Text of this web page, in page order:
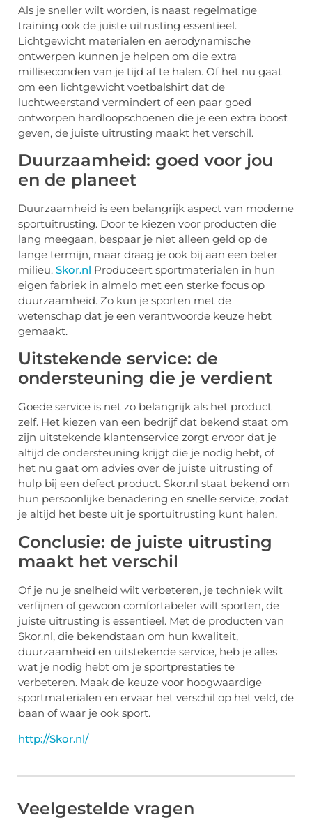
Als je sneller wilt worden, is naast regelmatige
training ook de juiste uitrusting essentieel.
Lichtgewicht materialen en aerodynamische
ontwerpen kunnen je helpen om die extra
milliseconden van je tijd af te halen. Of het nu gaat
om een lichtgewicht voetbalshirt dat de
luchtweerstand vermindert of een paar goed
ontworpen hardloopschoenen die je een extra boost
geven, de juiste uitrusting maakt het verschil.
Duurzaamheid: goed voor jou
en de planeet
Duurzaamheid is een belangrijk aspect van moderne
sportuitrusting. Door te kiezen voor producten die
lang meegaan, bespaar je niet alleen geld op de
lange termijn, maar draag je ook bij aan een beter
milieu. Skor.nl Produceert sportmaterialen in hun
eigen fabriek in almelo met een sterke focus op
duurzaamheid. Zo kun je sporten met de
wetenschap dat je een verantwoorde keuze hebt
gemaakt.
Uitstekende service: de
ondersteuning die je verdient
Goede service is net zo belangrijk als het product
zelf. Het kiezen van een bedrijf dat bekend staat om
zijn uitstekende klantenservice zorgt ervoor dat je
altijd de ondersteuning krijgt die je nodig hebt, of
het nu gaat om advies over de juiste uitrusting of
hulp bij een defect product. Skor.nl staat bekend om
hun persoonlijke benadering en snelle service, zodat
je altijd het beste uit je sportuitrusting kunt halen.
Conclusie: de juiste uitrusting
maakt het verschil
Of je nu je snelheid wilt verbeteren, je techniek wilt
verfijnen of gewoon comfortabeler wilt sporten, de
juiste uitrusting is essentieel. Met de producten van
Skor.nl, die bekendstaan om hun kwaliteit,
duurzaamheid en uitstekende service, heb je alles
wat je nodig hebt om je sportprestaties te
verbeteren. Maak de keuze voor hoogwaardige
sportmaterialen en ervaar het verschil op het veld, de
baan of waar je ook sport.
http://Skor.nl/
Veelgestelde vragen